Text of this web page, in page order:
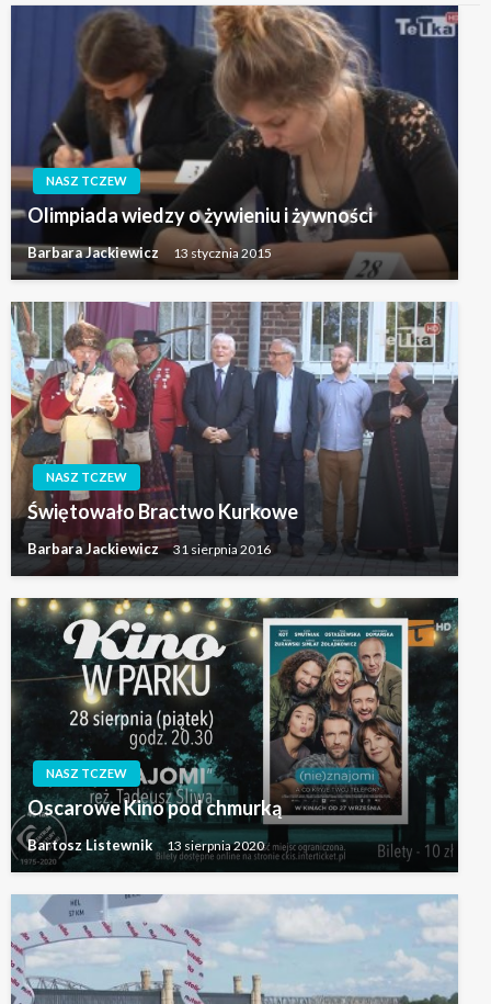
NASZ TCZEW
Olimpiada wiedzy o żywieniu i żywności
Barbara Jackiewicz 13 stycznia 2015
NASZ TCZEW
Świętowało Bractwo Kurkowe
Barbara Jackiewicz 31 sierpnia 2016
NASZ TCZEW
Oscarowe Kino pod chmurką
Bartosz Listewnik 13 sierpnia 2020